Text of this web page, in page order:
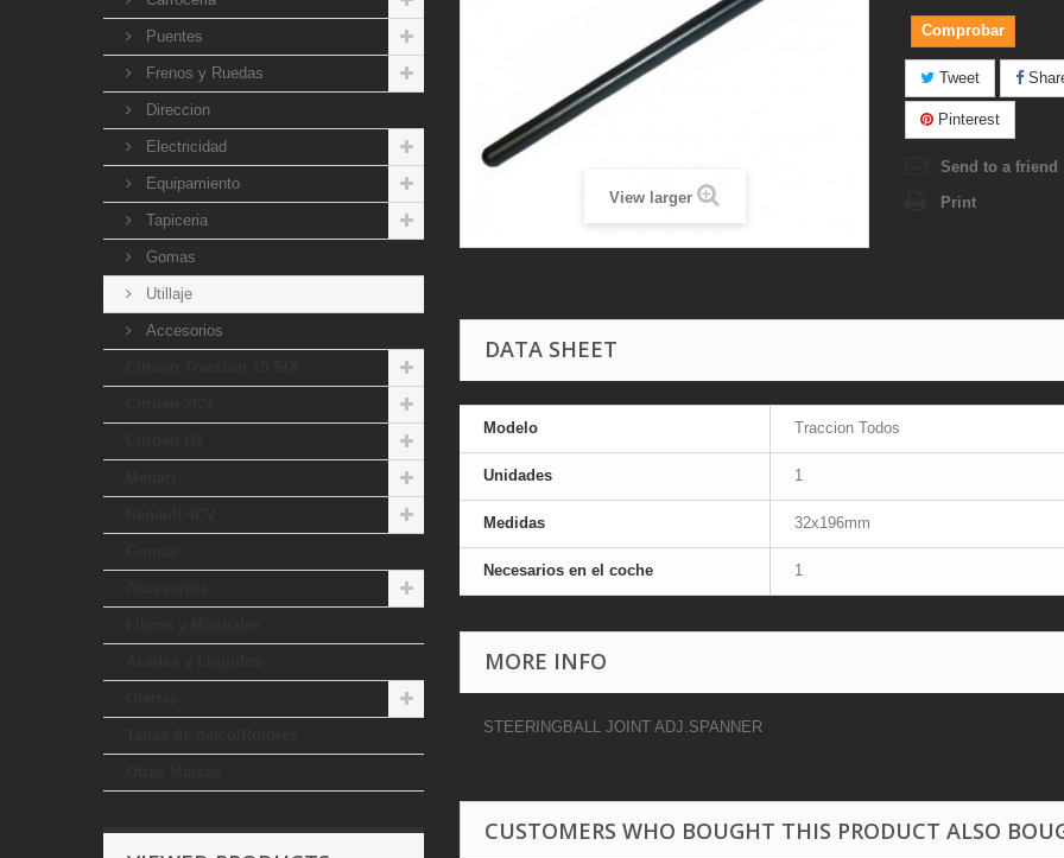
Puentes
Frenos y Ruedas
Direccion
Electricidad
Equipamiento
Tapiceria
Gomas
Utillaje
Accesorios
View larger
Comprobar
Tweet
Pinterest
Send to a friend
Print
DATA SHEET
Modelo Traccion Todos
Unidades 1
Medidas 32x196mm
Necesarios en el coche 1
MORE INFO
STEERINGBALL JOINT ADJ.SPANNER
CUSTOMERS WHO BOUGHT THIS PRODUCT ALSO